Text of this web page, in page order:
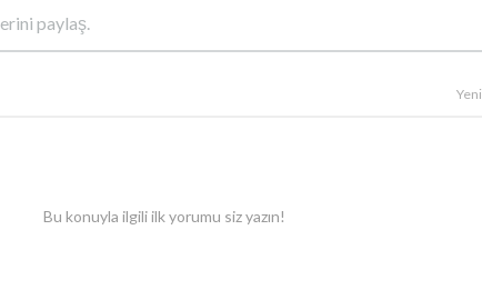
Yeni
Bu konuyla ilgili ilk yorumu siz yazın!